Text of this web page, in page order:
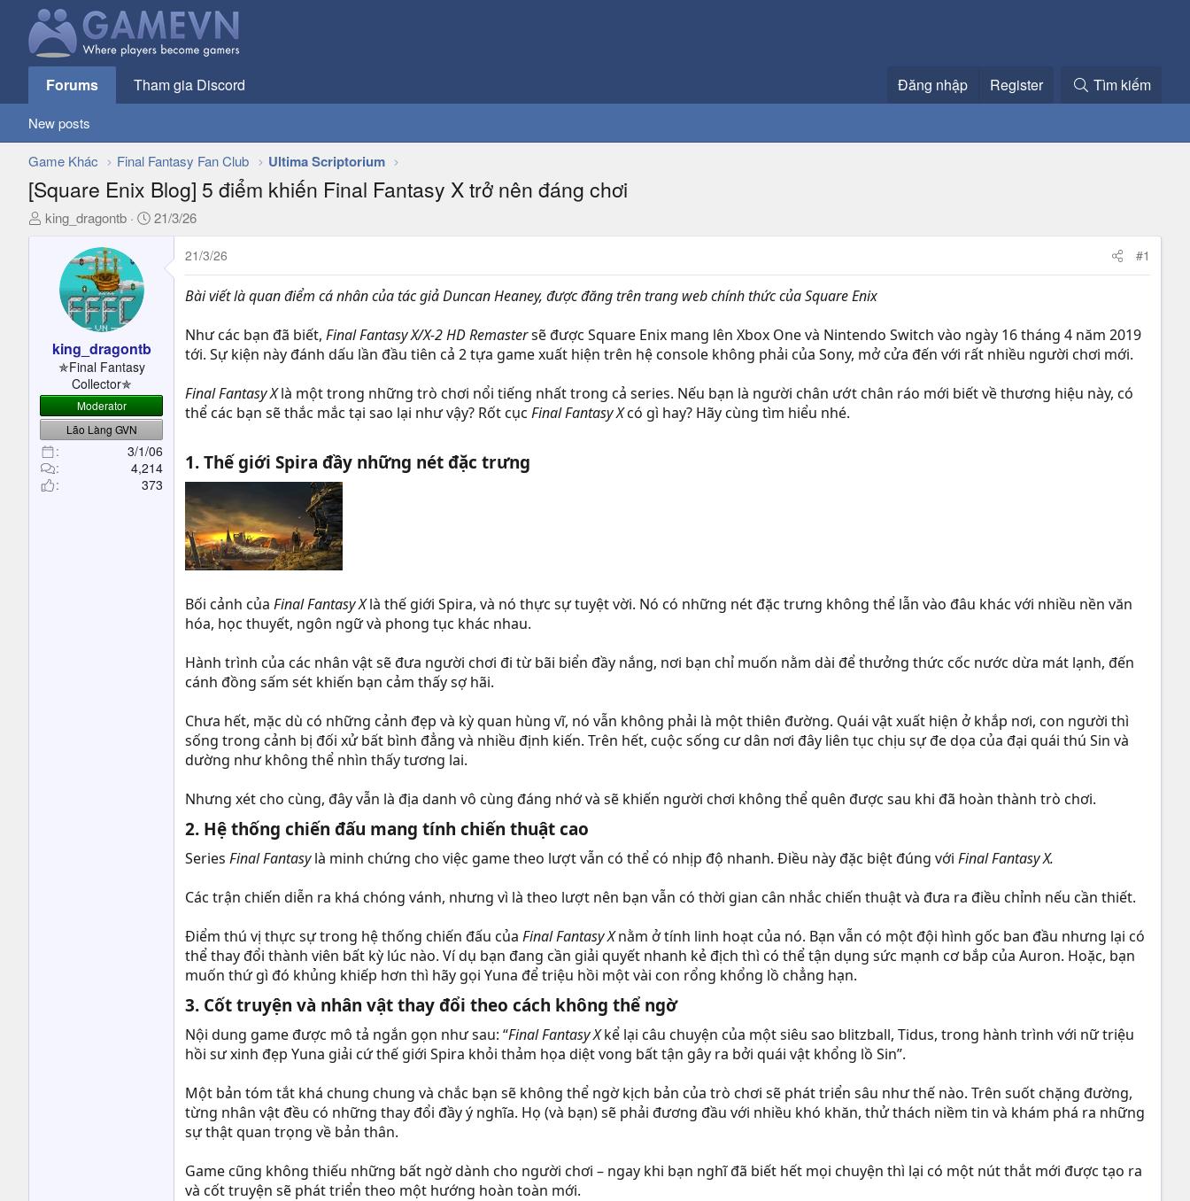
Forums Tham gia Discord Đăng nhập Register Tìm kiếm
New posts
Game Khác Final Fantasy Fan Club Ultima Scriptorium
[Square Enix Blog] 5 điểm khiến Final Fantasy X trở nên đáng chơi
T
t
e
r
king_dragontb
N
21/3/26
king_dragontb
✯Final Fantasy
Collector✯
Moderator
Lão Làng GVN
3/1/06
4,214
373
21/3/26 #1
Bài viết là quan điểm cá nhân của tác giả Duncan Heaney, được đăng trên trang web chính thức của Square Enix
Như các bạn đã biết, Final Fantasy X/X-2 HD Remastersẽ được Square Enix mang lên Xbox One và Nintendo Switch vào ngày 16 tháng 4 năm 2019
tới. Sự kiện này đánh dấu lần đầu tiên cả 2 tựa game xuất hiện trên hệ console không phải của Sony, mở cửa đến với rất nhiều người chơi mới.
Final Fantasy Xlà một trong những trò chơi nổi tiếng nhất trong cả series. Nếu bạn là người chân ướt chân ráo mới biết về thương hiệu này, có
thể các bạn sẽ thắc mắc tại sao lại như vậy? Rốt cục Final Fantasy Xcó gì hay? Hãy cùng tìm hiểu nhé.
1. Thế giới Spira đầy những nét đặc trưng​
Bối cảnh của Final Fantasy Xlà thế giới Spira, và nó thực sự tuyệt vời. Nó có những nét đặc trưng không thể lẫn vào đâu khác với nhiều nền văn
hóa, học thuyết, ngôn ngữ và phong tục khác nhau.
Hành trình của các nhân vật sẽ đưa người chơi đi từ bãi biển đầy nắng, nơi bạn chỉ muốn nằm dài để thưởng thức cốc nước dừa mát lạnh, đến
cánh đồng sấm sét khiến bạn cảm thấy sợ hãi.
Chưa hết, mặc dù có những cảnh đẹp và kỳ quan hùng vĩ, nó vẫn không phải là một thiên đường. Quái vật xuất hiện ở khắp nơi, con người thì
sống trong cảnh bị đối xử bất bình đẳng và nhiều định kiến. Trên hết, cuộc sống cư dân nơi đây liên tục chịu sự đe dọa của đại quái thú Sin và
dường như không thể nhìn thấy tương lai.
Nhưng xét cho cùng, đây vẫn là địa danh vô cùng đáng nhớ và sẽ khiến người chơi không thể quên được sau khi đã hoàn thành trò chơi.
2. Hệ thống chiến đấu mang tính chiến thuật cao​
Series Final Fantasylà minh chứng cho việc game theo lượt vẫn có thể có nhịp độ nhanh. Điều này đặc biệt đúng với Final Fantasy X.
Các trận chiến diễn ra khá chóng vánh, nhưng vì là theo lượt nên bạn vẫn có thời gian cân nhắc chiến thuật và đưa ra điều chỉnh nếu cần thiết.
Điểm thú vị thực sự trong hệ thống chiến đấu của Final Fantasy Xnằm ở tính linh hoạt của nó. Bạn vẫn có một đội hình gốc ban đầu nhưng lại có
thể thay đổi thành viên bất kỳ lúc nào. Ví dụ bạn đang cần giải quyết nhanh kẻ địch thì có thể tận dụng sức mạnh cơ bắp của Auron. Hoặc, bạn
muốn thứ gì đó khủng khiếp hơn thì hãy gọi Yuna để triệu hồi một vài con rổng khổng lồ chẳng hạn.
3. Cốt truyện và nhân vật thay đổi theo cách không thể ngờ​
Nội dung game được mô tả ngắn gọn như sau: “Final Fantasy Xkể lại câu chuyện của một siêu sao blitzball, Tidus, trong hành trình với nữ triệu
hồi sư xinh đẹp Yuna giải cứ thế giới Spira khỏi thảm họa diệt vong bất tận gây ra bởi quái vật khổng lồ Sin”.
Một bản tóm tắt khá chung chung và chắc bạn sẽ không thể ngờ kịch bản của trò chơi sẽ phát triển sâu như thế nào. Trên suốt chặng đường,
từng nhân vật đều có những thay đổi đầy ý nghĩa. Họ (và bạn) sẽ phải đương đầu với nhiều khó khăn, thử thách niềm tin và khám phá ra những
sự thật quan trọng về bản thân.
Game cũng không thiếu những bất ngờ dành cho người chơi – ngay khi bạn nghĩ đã biết hết mọi chuyện thì lại có một nút thắt mới được tạo ra
và cốt truyện sẽ phát triển theo một hướng hoàn toàn mới.